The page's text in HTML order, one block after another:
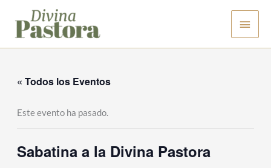
contenido
« Todos los Eventos
Este evento ha pasado.
Sabatina a la Divina Pastora